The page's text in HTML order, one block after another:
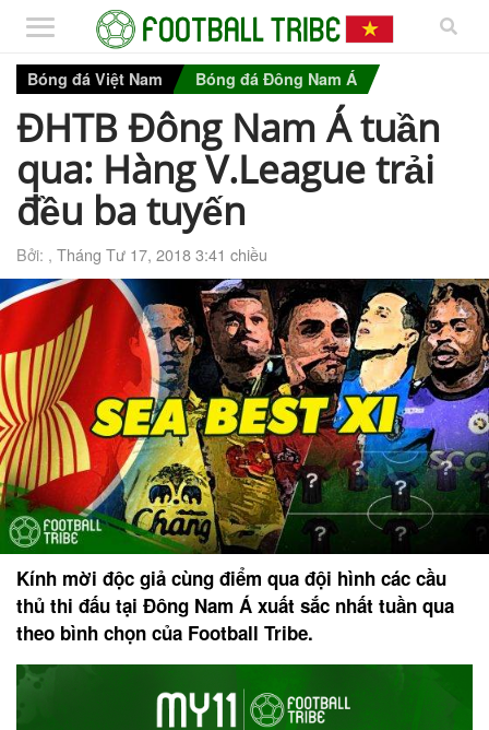
Bóng đá Việt Nam Bóng đá Đông Nam Á
ĐHTB Đông Nam Á tuần
qua: Hàng V.League trải
đều ba tuyến
Bởi: , Tháng Tư 17, 2018 3:41 chiều
Kính mời độc giả cùng điểm qua đội hình các cầu
thủ thi đấu tại Đông Nam Á xuất sắc nhất tuần qua
theo bình chọn của Football Tribe.